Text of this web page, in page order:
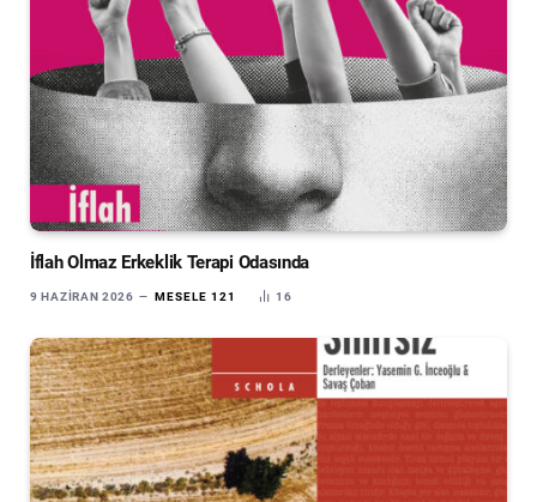
İflah Olmaz Erkeklik Terapi Odasında
9 HAZIRAN 2026 MESELE 121 16